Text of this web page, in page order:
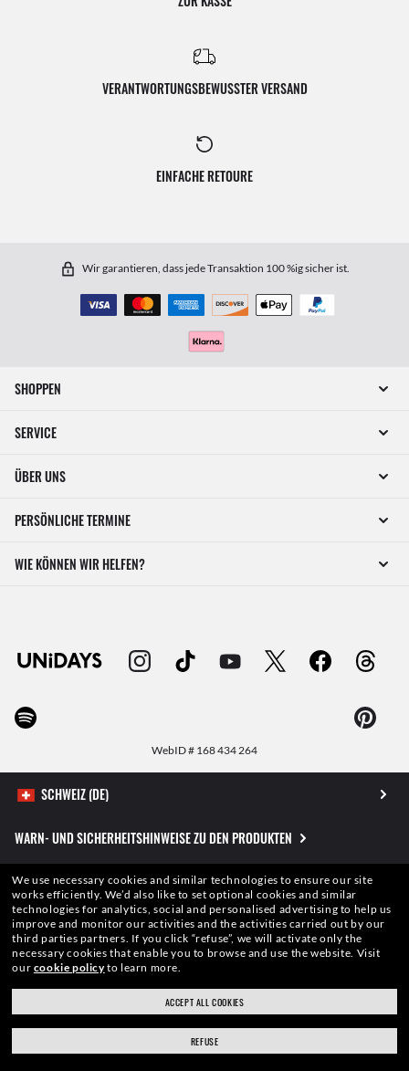
VERANTWORTUNGSBEWUSSTER VERSAND
EINFACHE RETOURE
Wir garantieren, dass jede Transaktion 100 %ig sicher ist.
SHOPPEN
SERVICE
ÜBER UNS
PERSÖNLICHE TERMINE
WIE KÖNNEN WIR HELFEN?
WebID # 168 434 264
WARN- UND SICHERHEITSHINWEISE ZU DEN PRODUKTEN
DATENSCHUTZERKLÄRUNG
SITEMAP
NUTZUNGSBEDINGUNGEN
Veranschaulichung. Keine derEigenschaften oder Charakteristiken der hier
beschriebenen Produkte kann aus den entsprechenden Bildern
We use necessary cookies and similar technologies to ensure our site
works efficiently. We’d also like to set optional cookies and similar
technologies for analytics, social and personalised advertising to help us
improve and monitor our activities and the activities carried out by our
third parties partners. If you click “refuse”, we will activate only the
necessary cookies that enable you to browse and use the website. Visit
our cookie policyto learn more.
ACCEPT ALL COOKIES
REFUSE